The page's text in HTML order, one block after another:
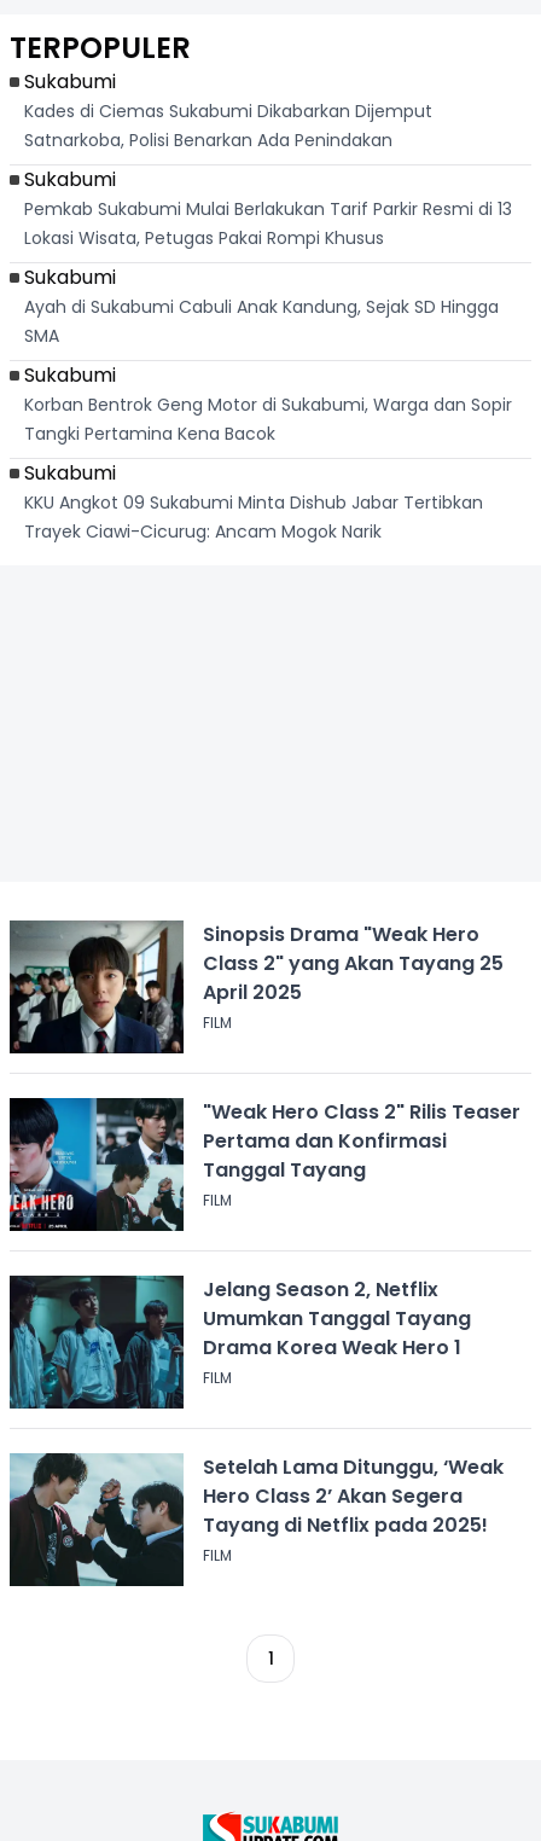
TERPOPULER
Sukabumi
Kades di Ciemas Sukabumi Dikabarkan Dijemput
Satnarkoba, Polisi Benarkan Ada Penindakan
Sukabumi
Pemkab Sukabumi Mulai Berlakukan Tarif Parkir Resmi di 13
Lokasi Wisata, Petugas Pakai Rompi Khusus
Sukabumi
Ayah di Sukabumi Cabuli Anak Kandung, Sejak SD Hingga
SMA
Sukabumi
Korban Bentrok Geng Motor di Sukabumi, Warga dan Sopir
Tangki Pertamina Kena Bacok
Sukabumi
KKU Angkot 09 Sukabumi Minta Dishub Jabar Tertibkan
Trayek Ciawi-Cicurug: Ancam Mogok Narik
Sinopsis Drama "Weak Hero
Class 2" yang Akan Tayang 25
April 2025
FILM
"Weak Hero Class 2" Rilis Teaser
Pertama dan Konfirmasi
Tanggal Tayang
FILM
Jelang Season 2, Netflix
Umumkan Tanggal Tayang
Drama Korea Weak Hero 1
FILM
Setelah Lama Ditunggu, ‘Weak
Hero Class 2’ Akan Segera
Tayang di Netflix pada 2025!
FILM
1